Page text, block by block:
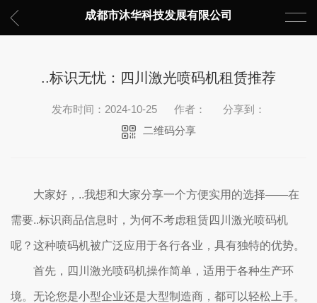
成都市沐华科技发展有限公司
..标识无忧：四川激光喷码机租赁推荐
发布时间：2024-10-25 作者：
分享到：
二维码分享
大家好，..我想和大家分享一个方便实用的选择——在
需要..标识商品信息时，为何不考虑租赁四川激光喷码机
呢？这种喷码机被广泛应用于各行各业，具有独特的优势。
首先，四川激光喷码机操作简单，适用于各种生产环
境。无论您是小型企业还是大型制造商，都可以轻松上手。